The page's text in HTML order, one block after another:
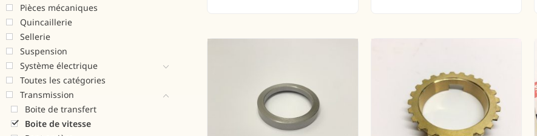
Pièces mécaniques
Quincaillerie
Sellerie
Suspension
Système électrique
Toutes les catégories
Transmission
Boite de transfert
Boite de vitesse